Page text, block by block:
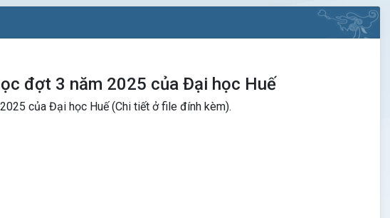
đợt 3 năm 2025 của Đại học Huế
của Đại học Huế (Chi tiết ở file đính kèm).